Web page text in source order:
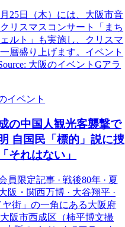
25日（木）には、大阪市音
リスマスコンサート「まち
ルト」も実施し、クリスマ
層盛り上げます。イベント
大阪のイベントGアラ
イベント
の中国人観光客襲撃で
自国民「標的」説に捜
それはない」
員限定記事 · 戦後80年 · 夏
阪・関西万博 · 大谷翔平 ·
ヤ街」の一角にある大阪府
阪市西成区（柿平博文撮